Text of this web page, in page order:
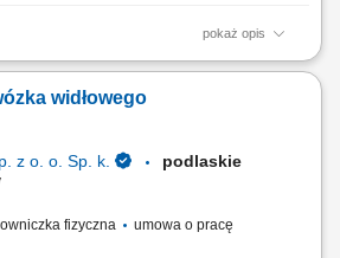
pokaż opis
the role We are looking for an experienced
of teams working on social media
and localization support across multiple
for team performance, service delivery
widłowego
z o. o. Sp. k. podlaskie
fizyczna
umowa o pracę